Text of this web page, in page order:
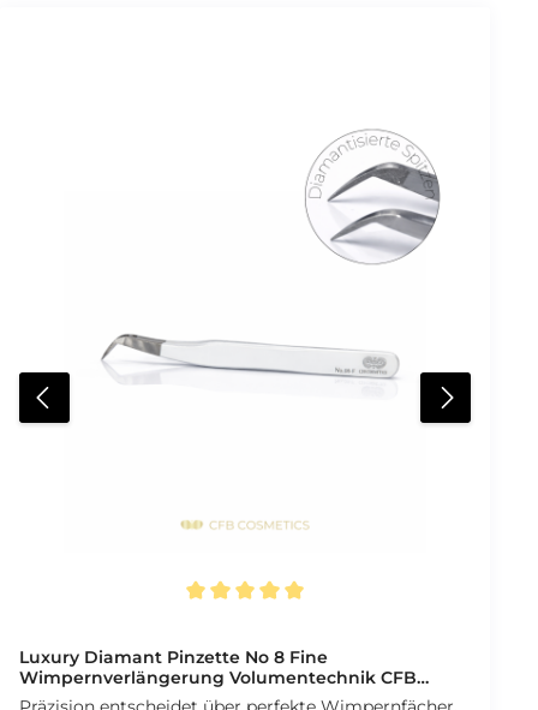
Luxury Diamant Pinzette No 8 Fine
Wimpernverlängerung Volumentechnik CFB
Cosmetics®